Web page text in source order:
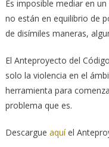
Es imposible mediar en
no están en equilibrio de
de disímiles maneras,
El Anteproyecto del
solo la violencia en el
herramienta para
problema que es.
Descargue aquíel